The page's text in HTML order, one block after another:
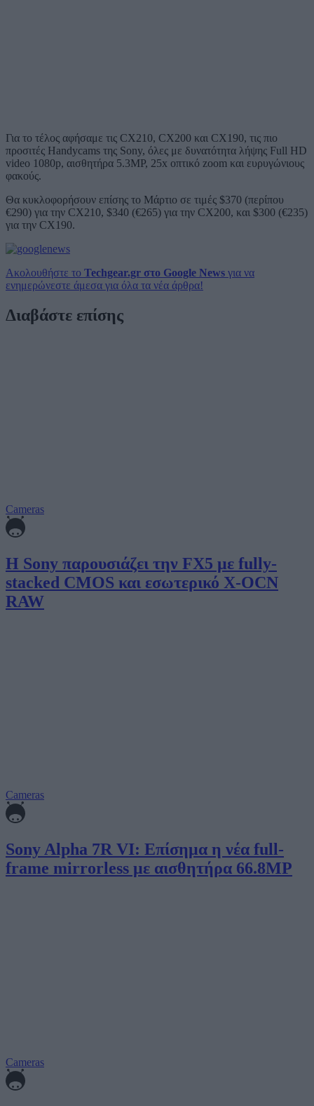
Για το τέλος αφήσαμε τις CX210, CX200 και CX190, τις πιο
προσιτές Handycams της Sony, όλες με δυνατότητα λήψης Full HD
video 1080p, αισθητήρα 5.3MP, 25x οπτικό zoom και ευρυγώνιους
φακούς.
Θα κυκλοφορήσουν επίσης το Μάρτιο σε τιμές $370 (περίπου
€290) για την CX210, $340 (€265) για την CX200, και $300 (€235)
για την CX190.
Ακολουθήστε το Techgear.gr στο Google News για να
ενημερώνεστε άμεσα για όλα τα νέα άρθρα!
Διαβάστε επίσης
Cameras
Η Sony παρουσιάζει την FX5 με fully-
stacked CMOS και εσωτερικό X-OCN
RAW
Cameras
Sony Alpha 7R VI: Επίσημα η νέα full-
frame mirrorless με αισθητήρα 66.8MP
Cameras